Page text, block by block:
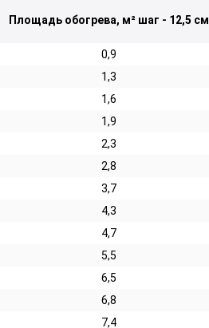
Площадь обогрева, м² шаг - 12,5 см
0,9
1,3
1,6
1,9
2,3
2,8
3,7
4,3
4,7
5,5
6,5
6,8
7,4